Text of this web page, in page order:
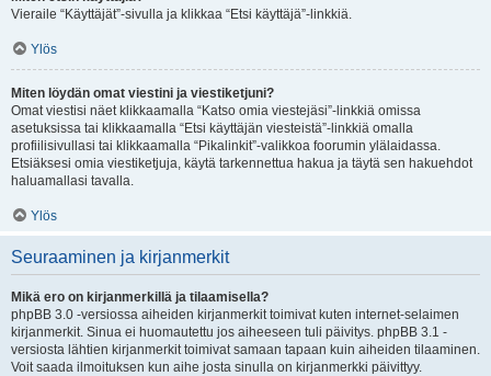
Vieraile “Käyttäjät”-sivulla ja klikkaa “Etsi käyttäjä”-linkkiä.
Ylös
Miten löydän omat viestini ja viestiketjuni?
Omat viestisi näet klikkaamalla “Katso omia viestejäsi”-linkkiä omissa
asetuksissa tai klikkaamalla “Etsi käyttäjän viesteistä”-linkkiä omalla
profiilisivullasi tai klikkaamalla “Pikalinkit”-valikkoa foorumin ylälaidassa.
Etsiäksesi omia viestiketjuja, käytä tarkennettua hakua ja täytä sen hakuehdot
haluamallasi tavalla.
Ylös
Seuraaminen ja kirjanmerkit
Mikä ero on kirjanmerkillä ja tilaamisella?
phpBB 3.0 -versiossa aiheiden kirjanmerkit toimivat kuten internet-selaimen
kirjanmerkit. Sinua ei huomautettu jos aiheeseen tuli päivitys. phpBB 3.1 -
versiosta lähtien kirjanmerkit toimivat samaan tapaan kuin aiheiden tilaaminen.
Voit saada ilmoituksen kun aihe josta sinulla on kirjanmerkki päivittyy.